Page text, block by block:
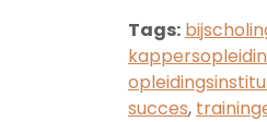
Tags:
succes,